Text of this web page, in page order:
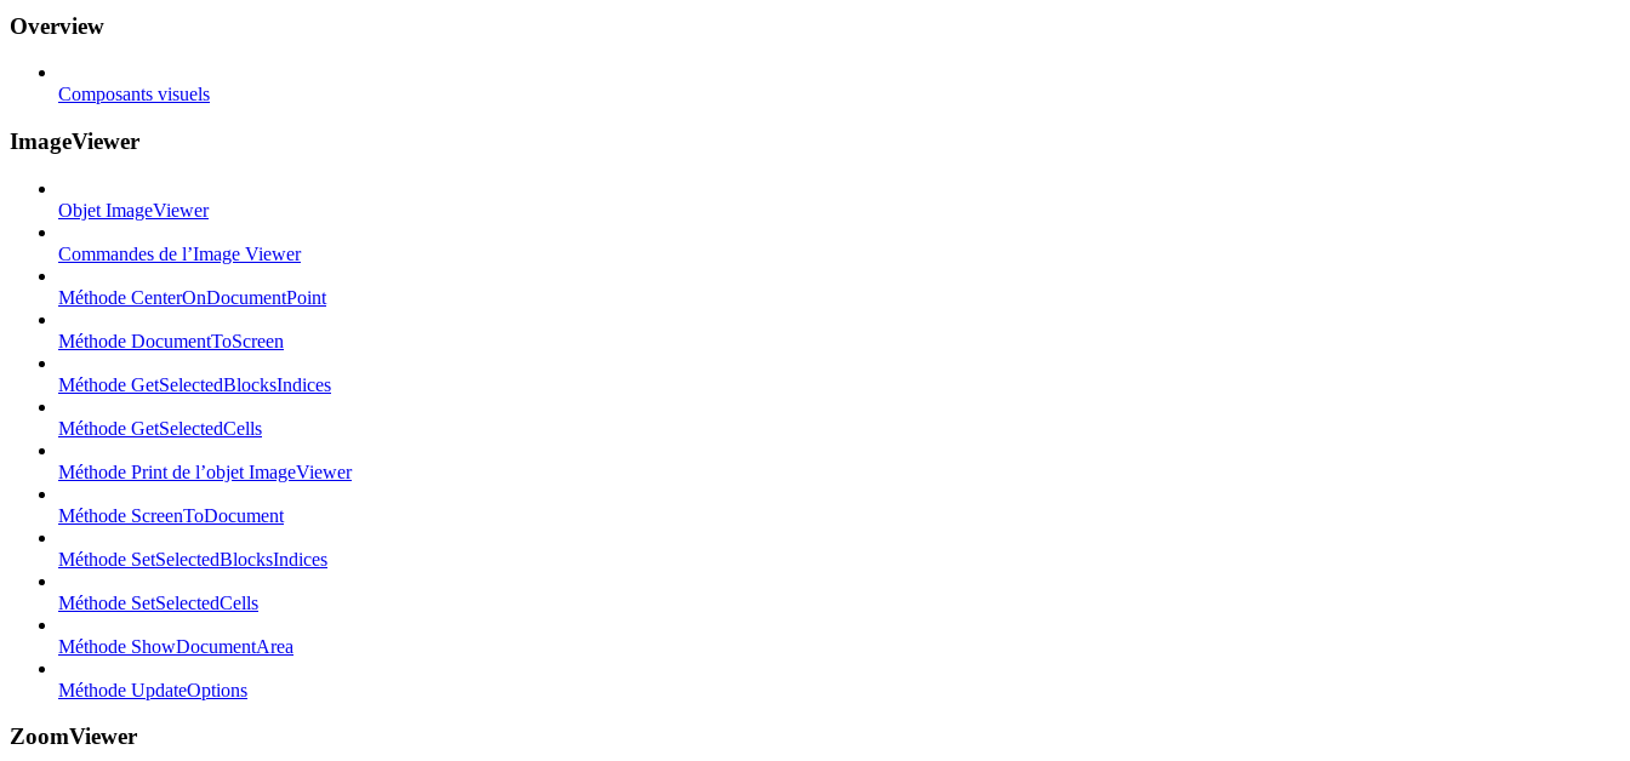
Overview
Composants visuels
ImageViewer
Objet ImageViewer
Commandes de l’Image Viewer
Méthode CenterOnDocumentPoint
Méthode DocumentToScreen
Méthode GetSelectedBlocksIndices
Méthode GetSelectedCells
Méthode Print de l’objet ImageViewer
Méthode ScreenToDocument
Méthode SetSelectedBlocksIndices
Méthode SetSelectedCells
Méthode ShowDocumentArea
Méthode UpdateOptions
ZoomViewer